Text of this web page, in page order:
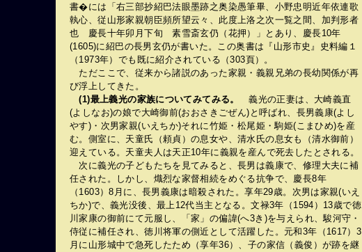
書�には「右三部抄紹巴法眼墨跡之奥染愚筆畢、小野忠明近年依連歌
執心、従山形家親朝臣頻所望云々、此度上洛之次一覧之間、加判形者
也 慶長十年卯月下旬 素雪斎玄仍（花押）」とあり、慶長10年
(1605)に紹巴の長男玄仍が書いた。この奥書は『山形市史』史料編１
（1973年）でも既に紹介されている（303頁）。
ただここで、従来から諸説のあった家親・義親兄弟の長幼関係が再
び浮上してきた。
(1)最上義光の家族についてみてみる。
義光の正妻は、大崎義直
(よしなお)の娘で大崎御前(おおさきごぜん)と呼ばれ、長男義康(よし
やす)・次男家親(いえちか)それに竹姫・松尾姫・駒姫(こまひめ)を産
む。側室に、天童氏（頼貞）の息女や、清水氏の息女も（清水御前）
迎えている。天童夫人は天正10年に義親を産んで死去したとされる。
次に義光の子どもたちを見てみると、長男は義康で、修理大夫に補
任された。しかし、熾烈な家督相続をめぐる抗争で、慶長8年
（1603）8月に、長男義康は暗殺された。享年29歳。次男は家親(いえ
ちか)で、義光没後、最上12代当主となる。文禄3年（1594）13歳で徳
川家康の御前にて元服し、「家」の偏諱(へ3き)を与えられ、駿河守・
侍従に補任され、徳川将軍の側近として活躍した。元和3年（1617）3
月に山形城中で急死したため（享年36）、子の家信（義俊）が跡を継